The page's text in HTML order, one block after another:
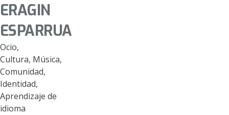
ERAGIN
ESPARRUA
Ocio,
Cultura, Música,
Comunidad,
Identidad,
Aprendizaje de
idioma